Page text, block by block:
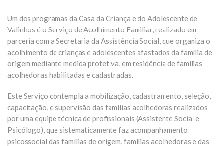
Um dos programas da Casa da Criança e do Adolescente de
Valinhos é o Serviço de Acolhimento Familiar, realizado em
parceria com a Secretaria da Assistência Social, que organiza o
acolhimento de crianças e adolescentes afastados da família de
origem mediante medida protetiva, em residência de famílias
acolhedoras habilitadas e cadastradas.
Este Serviço contempla a mobilização, cadastramento, seleção,
capacitação, e supervisão das famílias acolhedoras realizados
por uma equipe técnica de profissionais (Assistente Social e
Psicólogo), que sistematicamente faz acompanhamento
psicossocial das famílias de origem, famílias acolhedoras e das